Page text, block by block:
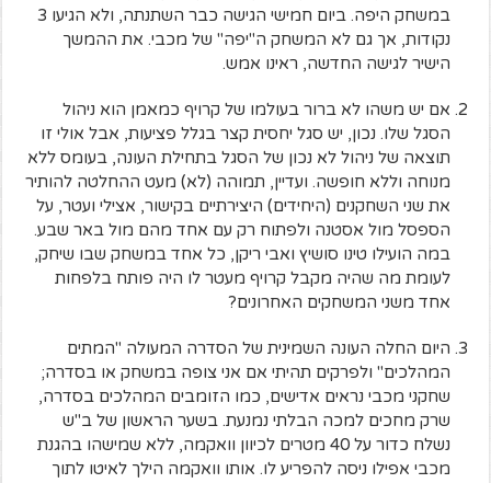
במשחק היפה. ביום חמישי הגישה כבר השתנתה, ולא הגיעו 3
נקודות, אך גם לא המשחק ה"יפה" של מכבי. את ההמשך
הישיר לגישה החדשה, ראינו אמש.
אם יש משהו לא ברור בעולמו של קרויף כמאמן הוא ניהול
הסגל שלו. נכון, יש סגל יחסית קצר בגלל פציעות, אבל אולי זו
תוצאה של ניהול לא נכון של הסגל בתחילת העונה, בעומס ללא
מנוחה וללא חופשה. ועדיין, תמוהה (לא) מעט ההחלטה להותיר
את שני השחקנים (היחידים) היצירתיים בקישור, אצילי ועטר, על
הספסל מול אסטנה ולפתוח רק עם אחד מהם מול באר שבע.
במה הועילו טינו סושיץ ואבי ריקן, כל אחד במשחק שבו שיחק,
לעומת מה שהיה מקבל קרויף מעטר לו היה פותח בלפחות
אחד משני המשחקים האחרונים?
היום החלה העונה השמינית של הסדרה המעולה "המתים
המהלכים" ולפרקים תהיתי אם אני צופה במשחק או בסדרה;
שחקני מכבי נראים אדישים, כמו הזומבים המהלכים בסדרה,
שרק מחכים למכה הבלתי נמנעת. בשער הראשון של ב"ש
נשלח כדור על 40 מטרים לכיוון וואקמה, ללא שמישהו בהגנת
מכבי אפילו ניסה להפריע לו. אותו וואקמה הילך לאיטו לתוך